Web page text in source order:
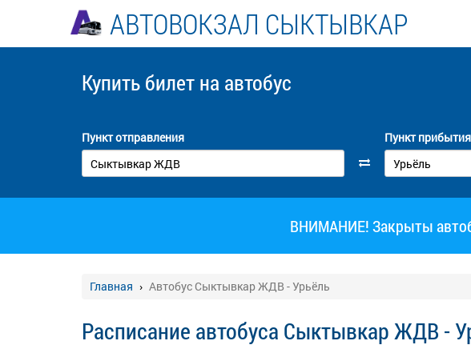
АВТОВОКЗАЛ СЫКТЫВКАР
Купить билет на автобус
Пункт отправления Пункт прибытия
ВНИМАНИЕ! Закрыты
Главная Автобус Сыктывкар ЖДВ - Урьёль
Расписание автобуса Сыктывкар ЖДВ -